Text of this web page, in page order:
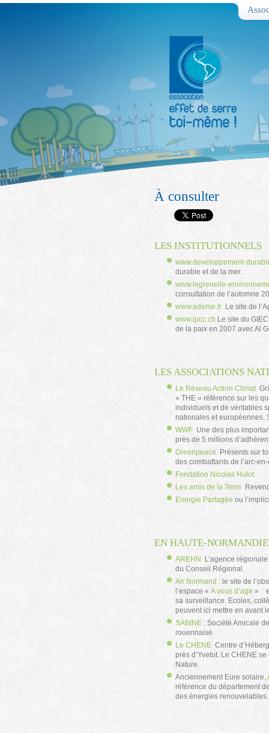
À consulter
LES INSTITUTIONNELS
www.developpement-
durable et de la mer.
www.legrenelle-
consultation de l’automne
www.ademe.frLe site de
www.ipcc.ch Le site du
de la paix en 2007 avec Al
LES ASSOCIATIONS
Le Réseau Action Climat
« THE » référence sur les
individuels et de véritables
nationales et européennes.
WWFUne des plus
près de 5 millions
Greenpeace Présents sur
des combattants de l’arc-
Fondation Nicolas Hulot
Les amis de la Terre
Energie Partagée ou
EN HAUTE-NORMANDIE
AREHN
L’agence
du Conseil Régional.
Air Normand : le site de
l’espace « A vous d’agir» :
sa surveillance. Ecoles,
peuvent ici mettre en avant
SABINE: Société Amicale
rouennaise.
Le CHENECentre
près d’Yvetot. Le CHENE
Nature.
Anciennement Eure solaire,
référence du département
des énergies